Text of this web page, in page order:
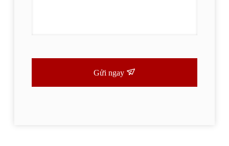
Gửi ngay